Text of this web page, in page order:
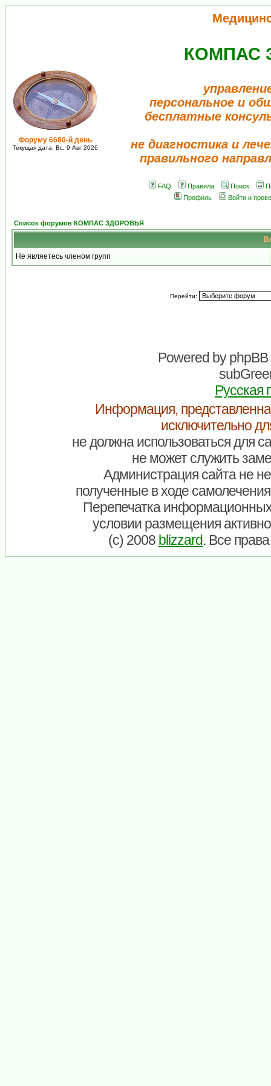
Форуму 6680-й день
Текущая дата: Вс, 9 Авг 2026
КОМПАС
персональное и
бесплатные
не диагностика и
правильного
FAQ Правила Поиск
Профиль
Войти и
Список форумов КОМПАС ЗДОРОВЬЯ
Не являетесь членом групп
Перейти:
Powered byphpBB
Русская
Информация,
исключительно
не должна использоваться для
не может служить
Администрация сайта не
полученные в ходе
Перепечатка
условии размещения
(c) 2008 blizzard. Все